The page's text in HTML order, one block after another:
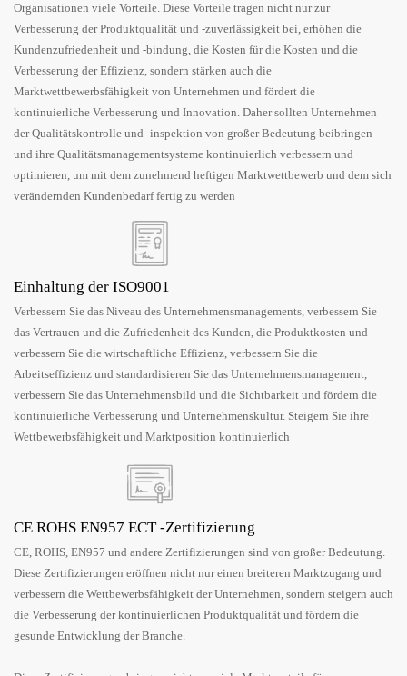
Organisationen viele Vorteile. Diese Vorteile tragen nicht nur zur
Verbesserung der Produktqualität und -zuverlässigkeit bei, erhöhen die
Kundenzufriedenheit und -bindung, die Kosten für die Kosten und die
Verbesserung der Effizienz, sondern stärken auch die
Marktwettbewerbsfähigkeit von Unternehmen und fördert die
kontinuierliche Verbesserung und Innovation. Daher sollten Unternehmen
der Qualitätskontrolle und -inspektion von großer Bedeutung beibringen
und ihre Qualitätsmanagementsysteme kontinuierlich verbessern und
optimieren, um mit dem zunehmend heftigen Marktwettbewerb und dem sich
verändernden Kundenbedarf fertig zu werden
Einhaltung der ISO9001
Verbessern Sie das Niveau des Unternehmensmanagements, verbessern Sie
das Vertrauen und die Zufriedenheit des Kunden, die Produktkosten und
verbessern Sie die wirtschaftliche Effizienz, verbessern Sie die
Arbeitseffizienz und standardisieren Sie das Unternehmensmanagement,
verbessern Sie das Unternehmensbild und die Sichtbarkeit und fördern die
kontinuierliche Verbesserung und Unternehmenskultur. Steigern Sie ihre
Wettbewerbsfähigkeit und Marktposition kontinuierlich
CE ROHS EN957 ECT -Zertifizierung
CE, ROHS, EN957 und andere Zertifizierungen sind von großer Bedeutung.
Diese Zertifizierungen eröffnen nicht nur einen breiteren Marktzugang und
verbessern die Wettbewerbsfähigkeit der Unternehmen, sondern steigern auch
die Verbesserung der kontinuierlichen Produktqualität und fördern die
gesunde Entwicklung der Branche.